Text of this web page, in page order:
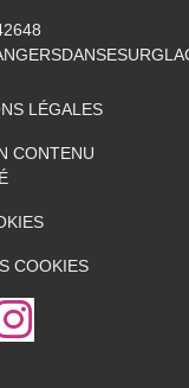
LÉGALES
CONTENU
COOKIES